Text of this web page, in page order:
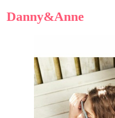
Danny&Anne